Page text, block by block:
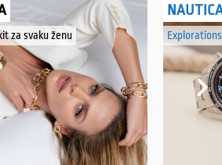
za svaku ženu